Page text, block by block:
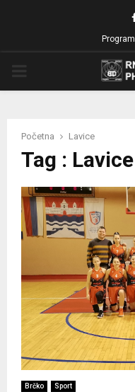
Program
Početna Lavice
Tag : Lavice
Brčko Sport